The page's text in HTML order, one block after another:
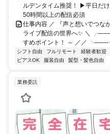
ルデンタイム推奨！ ▶平日だ
50時間以上の配信必須
仕事内容 ／ 『声と想いでつな
ライブ配信の世界へ✨ ＼
すめポイント！ ～ ／／ ╰───
シフト自由 フルリモート 経験者歓迎
ピアスOK
服装自由 髪型・髪色自由
業務委託